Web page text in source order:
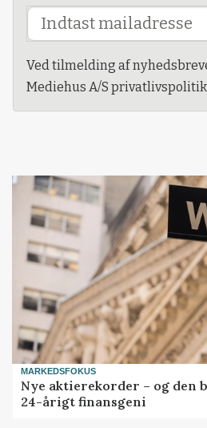
Ved tilmelding af
Mediehus A/S
MARKEDSFOKUS
Nye aktierekorder – og den
24-årigt finansgeni